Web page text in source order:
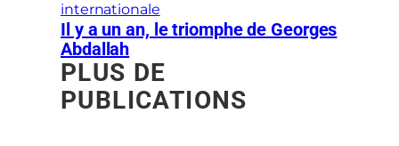
internationale
Il y a un an, le triomphe de Georges
Abdallah
PLUS DE
PUBLICATIONS